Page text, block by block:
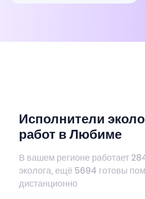
Исполнители
работ в Любиме
В вашем регионе работает
эколога, ещё 5694 готовы
дистанционно